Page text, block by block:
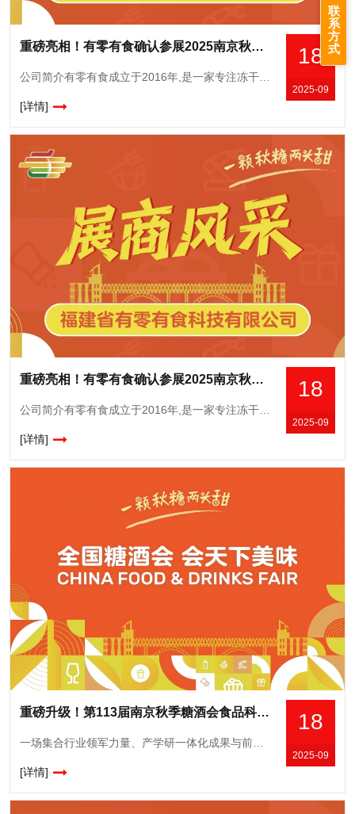
18
2025-09
重磅亮相！有零有食确认参展2025南京秋糖，展示科技赋能零食新成果
[详情]
18
2025-09
重磅亮相！有零有食确认参展2025南京秋糖，展示科技赋能零食新成果
[详情]
18
2025-09
重磅升级！第113届南京秋季糖酒会食品科技成果展掀起产学研融合新浪潮
[详情]
联
系
方
式